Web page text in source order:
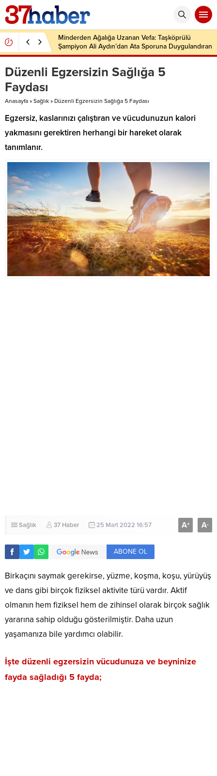
Minderden Ağalığa Uzanan Vefa: Taşköprülü
Şampiyon Ali Aydın’dan Ata Sporuna Duygulandıran
Dönüş
Düzenli Egzersizin Sağlığa 5
Faydası
Anasayfa » Sağlık » Düzenli Egzersizin Sağlığa 5 Faydası
Egzersiz, kaslarınızı çalıştıran ve vücudunuzun kalori
yakmasını gerektiren herhangi bir hareket olarak
tanımlanır.
Sağlık 37 Haber 25 Mart 2022 16:57 A+ A-
ABONE OL
Birkaçını saymak gerekirse, yüzme, koşma, koşu, yürüyüş
ve dans gibi birçok fiziksel aktivite türü vardır. Aktif
olmanın hem fiziksel hem de zihinsel olarak birçok sağlık
yararına sahip olduğu gösterilmiştir. Daha uzun
yaşamanıza bile yardımcı olabilir.
İşte düzenli egzersizin vücudunuza ve beyninize
fayda sağladığı 5 fayda;